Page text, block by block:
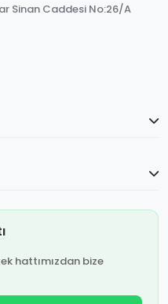
Sinan Caddesi No:26/A
hattımızdan bize